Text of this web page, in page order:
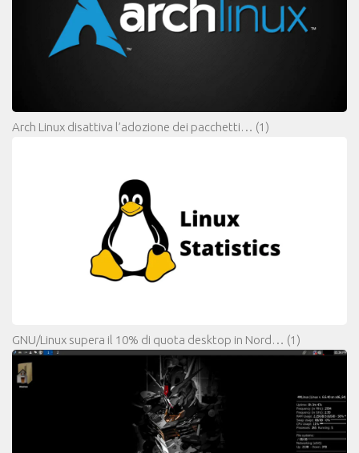
Arch Linux disattiva l’adozione dei pacchetti… (1)
GNU/Linux supera il 10% di quota desktop in Nord… (1)